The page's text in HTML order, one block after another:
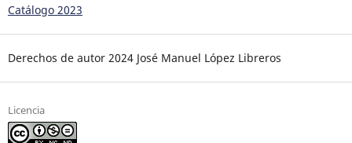
Catálogo 2023
Derechos de autor 2024 José Manuel López Libreros
Licencia